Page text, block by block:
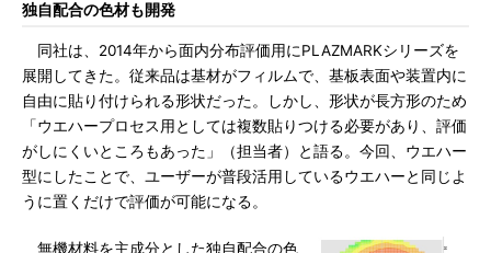
独自配合の色材も開発
同社は、2014年から面内分布評価用にPLAZMARKシリーズを
展開してきた。従来品は基材がフィルムで、基板表面や装置内に
自由に貼り付けられる形状だった。しかし、形状が長方形のため
「ウエハープロセス用としては複数貼りつける必要があり、評価
がしにくいところもあった」（担当者）と語る。今回、ウエハー
型にしたことで、ユーザーが普段活用しているウエハーと同じよ
うに置くだけで評価が可能になる。
無機材料を主成分とした独自配合の色